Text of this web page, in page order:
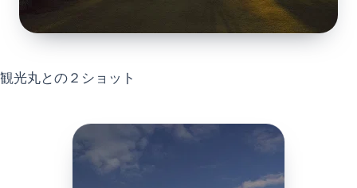
観光丸との２ショット